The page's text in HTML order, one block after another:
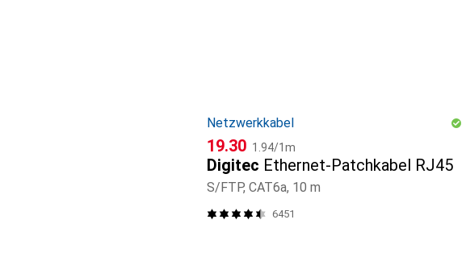
Netzwerkkabel
CHF
19.30 CHF
1.94/1m
Digitec Ethernet-Patchkabel RJ45
S/FTP, CAT6a, 10 m
6451